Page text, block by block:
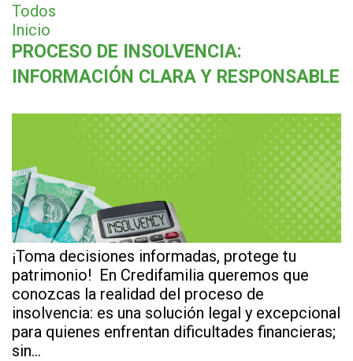
Todos
Inicio
PROCESO DE INSOLVENCIA:
INFORMACIÓN CLARA Y RESPONSABLE
¡Toma decisiones informadas, protege tu
patrimonio! En Credifamilia queremos que
conozcas la realidad del proceso de
insolvencia: es una solución legal y excepcional
para quienes enfrentan dificultades financieras;
sin…